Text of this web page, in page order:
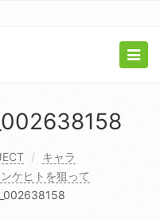
キャラ
ケヒトを狙って